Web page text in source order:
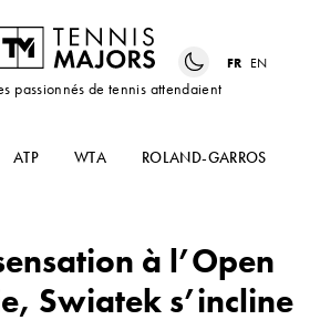
passionnés de tennis attendaient
FR EN
ATP WTA ROLAND-GARROS
à l’Open
Swiatek s’incline